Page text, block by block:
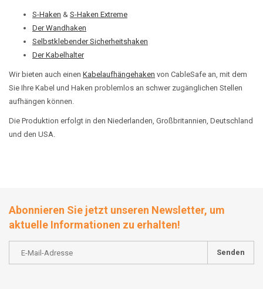
S-Haken & S-Haken Extreme
Der Wandhaken
Selbstklebender Sicherheitshaken
Der Kabelhalter
Wir bieten auch einen Kabelaufhängehaken von CableSafe an, mit dem
Sie Ihre Kabel und Haken problemlos an schwer zugänglichen Stellen
aufhängen können.
Die Produktion erfolgt in den Niederlanden, Großbritannien, Deutschland
und den USA.
Abonnieren Sie jetzt unseren Newsletter, um
aktuelle Informationen zu erhalten!
Senden